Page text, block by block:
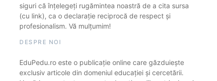
siguri că înțelegeți rugămintea noastră de a cita sursa
(cu link), ca o declarație reciprocă de respect și
profesionalism. Vă mulțumim!
DESPRE NOI
EduPedu.ro este o publicație online care găzduiește
exclusiv articole din domeniul educației și cercetării.